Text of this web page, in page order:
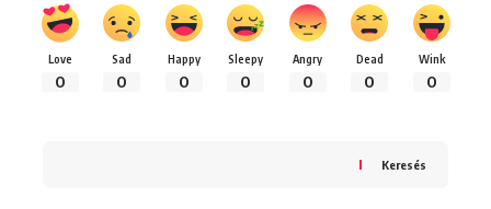
Love
0
Sad
0
Happy
0
Sleepy
0
Angry
0
Dead
0
Wink
0
Keresés